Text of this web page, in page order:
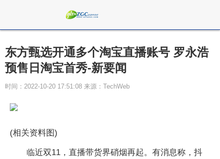
东方甄选开通多个淘宝直播账号 罗永浩
预售日淘宝首秀-新要闻
时间：2022-10-20 17:51:08 来源：TechWeb
(相关资料图)
临近双11，直播带货界硝烟再起。有消息称，抖